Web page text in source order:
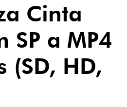
Cinta
SP a MP4
(SD, HD,